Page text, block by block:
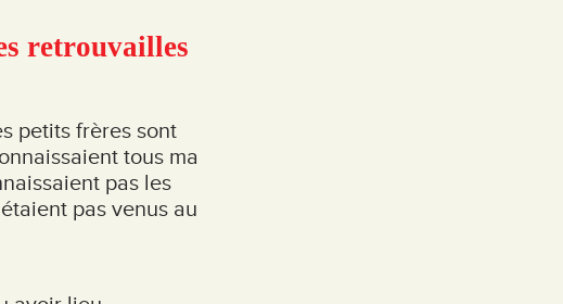
retrouvailles
petits frères sont
tous ma
pas les
pas venus au